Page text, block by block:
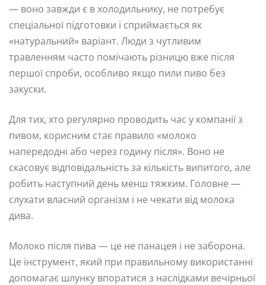
— воно завжди є в холодильнику, не потребує
спеціальної підготовки і сприймається як
«натуральний» варіант. Люди з чутливим
травленням часто помічають різницю вже після
першої спроби, особливо якщо пили пиво без
закуски.
Для тих, хто регулярно проводить час у компанії з
пивом, корисним стає правило «молоко
напередодні або через годину після». Воно не
скасовує відповідальність за кількість випитого, але
робить наступний день менш тяжким. Головне —
слухати власний організм і не чекати від молока
дива.
Молоко після пива — це не панацея і не заборона.
Це інструмент, який при правильному використанні
допомагає шлунку впоратися з наслідками вечірньої